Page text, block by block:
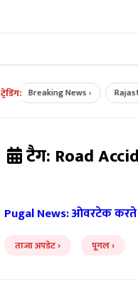
ट्रेडिंग:Breaking News ›
टैग: Road
Pugal News: ओवरटेक करते
ताजा अपडेट पूगल